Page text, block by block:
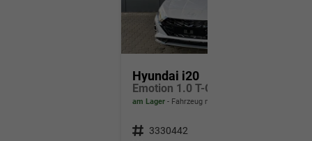
Hyundai i20
am Lager Fahrzeug mit Tageszulassung
Fahrzeugnr. 3330442